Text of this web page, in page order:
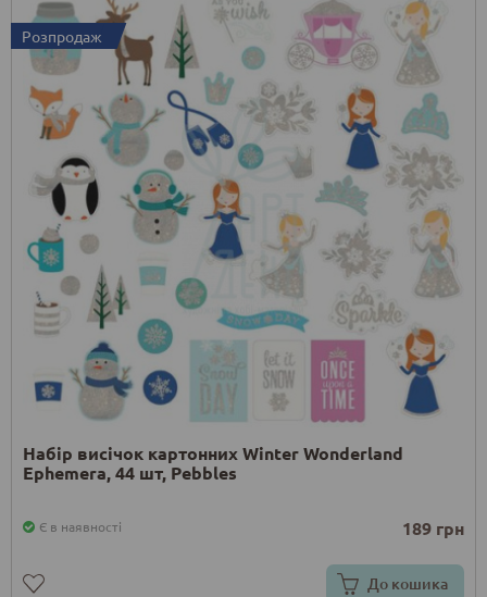
Розпродаж
Набір висічок картонних Winter Wonderland
Ephemera, 44 шт, Pebbles
Є в наявності 189 грн
До кошика